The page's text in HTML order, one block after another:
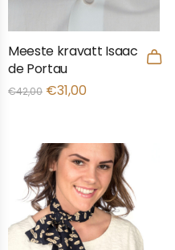
Meeste kravatt Isaac
de Portau
€42,00 €31,00